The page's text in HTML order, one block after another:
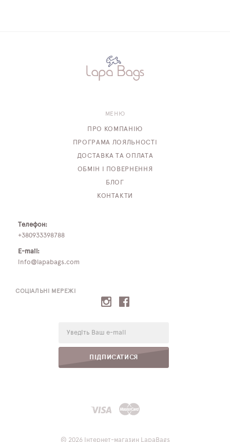
СОЦІАЛЬНІ МЕРЕЖІ
ПІДПИСАТИСЯ
МЕНЮ
ПРО КОМПАНІЮ
ПРОГРАМА ЛОЯЛЬНОСТІ
ДОСТАВКА ТА ОПЛАТА
ОБМІН І ПОВЕРНЕННЯ
БЛОГ
КОНТАКТИ
Телефон:
+380933398788
E-mail:
info@lapabags.com
© 2026 Інтернет-магазин LapaBags